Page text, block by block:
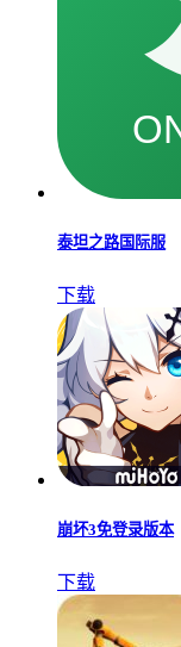
泰坦之路国际服
下载
崩坏3免登录版本
下载